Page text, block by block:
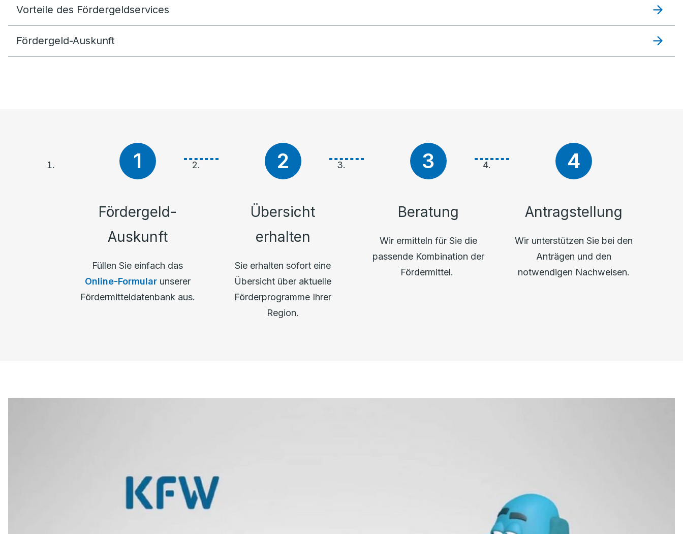
Vorteile des Fördergeldservices
Fördergeld-Auskunft
Fördergeld-
Auskunft
Füllen Sie einfach das
Online-Formularunserer
Fördermitteldatenbank aus.
Übersicht
erhalten
Sie erhalten sofort eine
Übersicht über aktuelle
Förderprogramme Ihrer
Region.
Beratung
Wir ermitteln für Sie die
passende Kombination der
Fördermittel.
Antragstellung
Wir unterstützen Sie bei den
Anträgen und den
notwendigen Nachweisen.